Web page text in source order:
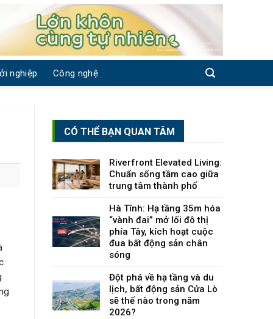
nghiệp Công nghệ
CÓ THỂ BẠN QUAN TÂM
Riverfront Elevated Living:
Chuẩn sống tầm cao giữa
trung tâm thành phố
Hà Tĩnh: Hạ tầng 35m hóa
“vành đai” mở lối đô thị
phía Tây, kích hoạt cuộc
đua bất động sản chân
sóng
Đột phá về hạ tầng và du
lịch, bất động sản Cửa Lò
sẽ thế nào trong năm
2026?